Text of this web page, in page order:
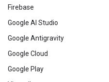
Firebase
Google AI Studio
Google Antigravity
Google Cloud
Google Play